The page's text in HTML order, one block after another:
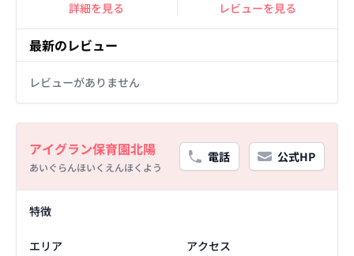
詳細を見る レビューを見る
最新のレビュー
レビューがありません
アイグラン保育園北陽
あいぐらんほいくえんほくよう
電話 公式HP
特徴
エリア
アクセス